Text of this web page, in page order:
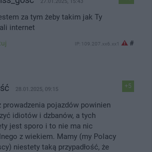
za tym żeby takim jak Ty
internet
IP: 109.207.xx6.xx1 #
+5
28.01.2025, 09:15
prowadzenia pojazdów powinien
idiotów i dzbanów, a tych
jest sporo i to nie ma nic
z wiekiem. Mamy (my Polacy
niestety taką przypadłość, że